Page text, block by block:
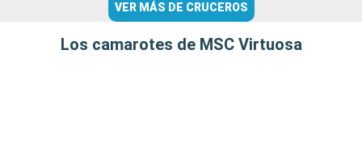
VER MÁS DE CRUCEROS
Los camarotes de MSC Virtuosa